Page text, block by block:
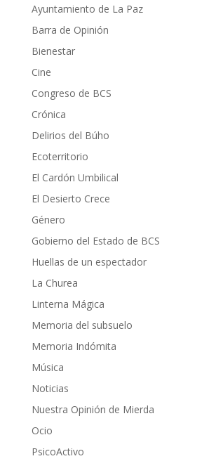
Ayuntamiento de La Paz
Barra de Opinión
Bienestar
Cine
Congreso de BCS
Crónica
Delirios del Búho
Ecoterritorio
El Cardón Umbilical
El Desierto Crece
Género
Gobierno del Estado de BCS
Huellas de un espectador
La Churea
Linterna Mágica
Memoria del subsuelo
Memoria Indómita
Música
Noticias
Nuestra Opinión de Mierda
Ocio
PsicoActivo